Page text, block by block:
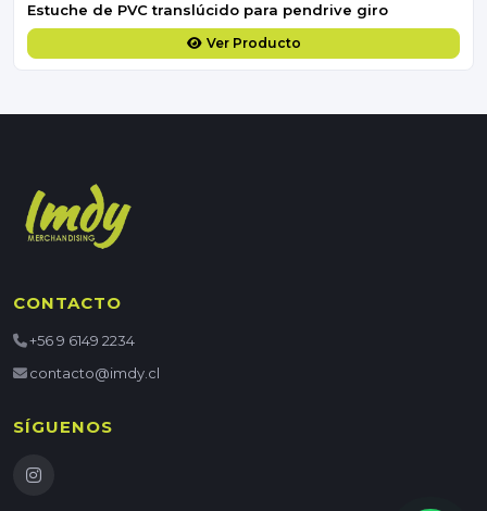
Estuche de PVC translúcido para pendrive giro
Ver Producto
CONTACTO
+56 9 6149 2234
contacto@imdy.cl
SÍGUENOS